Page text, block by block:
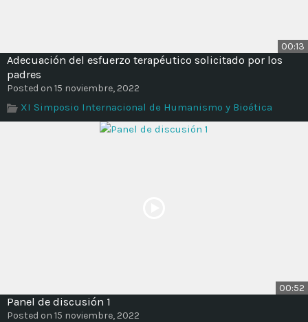
00:13
Adecuación del esfuerzo terapéutico solicitado por los
padres
Posted on 15 noviembre, 2022
XI Simposio Internacional de Humanismo y Bioética
00:52
Panel de discusión 1
Posted on 15 noviembre, 2022